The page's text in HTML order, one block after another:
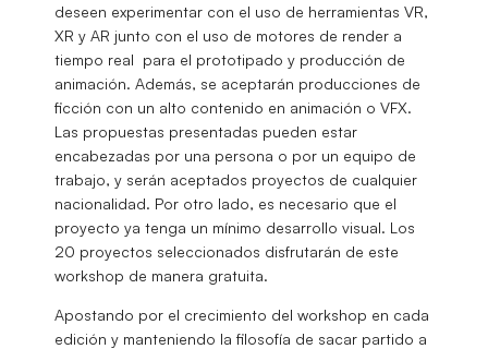
deseen experimentar con el uso de herramientas VR,
XR y AR junto con el uso de motores de render a
tiempo real para el prototipado y producción de
animación. Además, se aceptarán producciones de
ficción con un alto contenido en animación o VFX.
Las propuestas presentadas pueden estar
encabezadas por una persona o por un equipo de
trabajo, y serán aceptados proyectos de cualquier
nacionalidad. Por otro lado, es necesario que el
proyecto ya tenga un mínimo desarrollo visual. Los
20 proyectos seleccionados disfrutarán de este
workshop de manera gratuita.
Apostando por el crecimiento del workshop en cada
edición y manteniendo la filosofía de sacar partido a